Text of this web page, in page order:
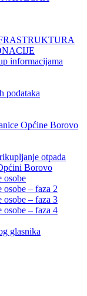
informacijama
podataka
Općine Borovo
otpada
Borovo
osobe
osobe – faza 2
osobe – faza 3
osobe – faza 4
glasnika